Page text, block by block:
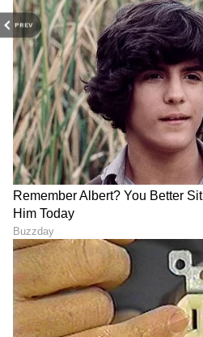
PREV
ಹೋಗುತ್ತೆ, ಅದಕ್ಕಾಗಿ ಅವರನ್ನು
ಇತರ ಸ್ಪರ್ಧಿಗಳನ್ನು ಒಟ್ಟಿಗೆ
ಅಟ್ರಾಕ್ಷನ್ ಆಗೋಕೆ ಟ್ರೈ